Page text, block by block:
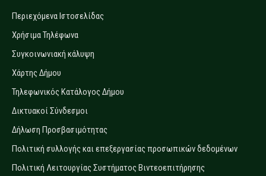
Περιεχόμενα Ιστοσελίδας
Χρήσιμα Τηλέφωνα
Συγκοινωνιακή κάλυψη
Χάρτης Δήμου
Τηλεφωνικός Κατάλογος Δήμου
Δικτυακοί Σύνδεσμοι
Δήλωση Προσβασιμότητας
Πολιτική συλλογής και επεξεργασίας προσωπικών δεδομένων
Πολιτική Λειτουργίας Συστήματος Βιντεοεπιτήρησης